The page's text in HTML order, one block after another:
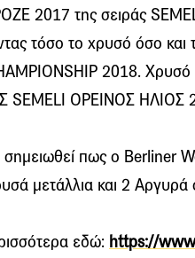
2017 της σειράς
τόσο το χρυσό όσο και
2018. Χρυσό
SEMELI ΟΡΕΙΝΟΣ ΗΛΙΟΣ
σημειωθεί πως ο Berliner
μετάλλια και 2 Αργυρά
εδώ: https://